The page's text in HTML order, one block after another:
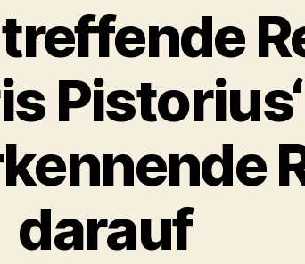
treffende
Pistorius‘
darauf